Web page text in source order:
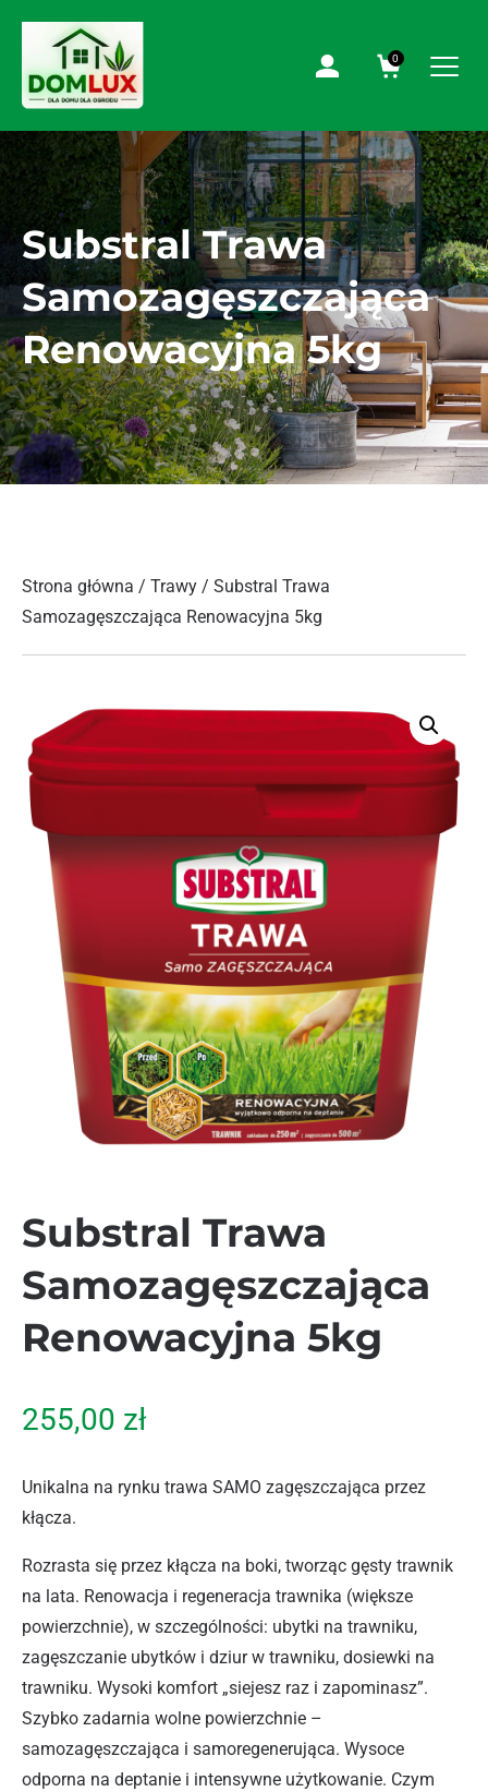
0
Substral Trawa
Samozagęszczająca
Renowacyjna 5kg
Strona główna / Trawy / Substral Trawa
Samozagęszczająca Renowacyjna 5kg
Substral Trawa
Samozagęszczająca
Renowacyjna 5kg
255,00 zł
Unikalna na rynku trawa SAMO zagęszczająca przez
kłącza.
Rozrasta się przez kłącza na boki, tworząc gęsty trawnik
na lata. Renowacja i regeneracja trawnika (większe
powierzchnie), w szczególności: ubytki na trawniku,
zagęszczanie ubytków i dziur w trawniku, dosiewki na
trawniku. Wysoki komfort „siejesz raz i zapominasz”.
Szybko zadarnia wolne powierzchnie –
samozagęszczająca i samoregenerująca. Wysoce
odporna na deptanie i intensywne użytkowanie. Czym